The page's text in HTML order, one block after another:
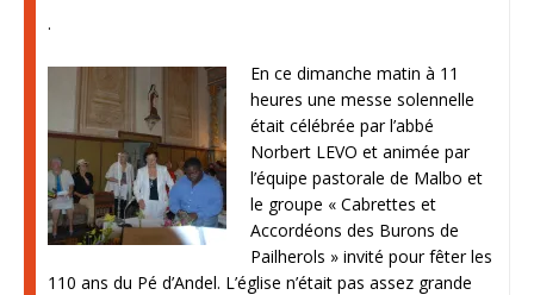
.
En ce dimanche matin à 11
heures une messe solennelle
était célébrée par l’abbé
Norbert LEVO et animée par
l’équipe pastorale de Malbo et
le groupe « Cabrettes et
Accordéons des Burons de
Pailherols » invité pour fêter les
110 ans du Pé d’Andel. L’église n’était pas assez grande